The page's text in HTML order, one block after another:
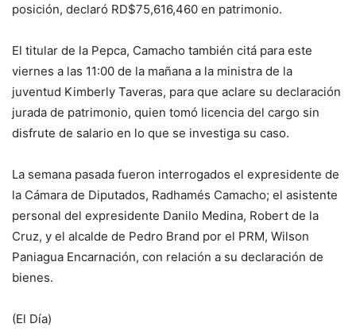
posición, declaró RD$75,616,460 en patrimonio.
El titular de la Pepca, Camacho también citá para este
viernes a las 11:00 de la mañana a la ministra de la
juventud Kimberly Taveras, para que aclare su declaración
jurada de patrimonio, quien tomó licencia del cargo sin
disfrute de salario en lo que se investiga su caso.
La semana pasada fueron interrogados el expresidente de
la Cámara de Diputados, Radhamés Camacho; el asistente
personal del expresidente Danilo Medina, Robert de la
Cruz, y el alcalde de Pedro Brand por el PRM, Wilson
Paniagua Encarnación, con relación a su declaración de
bienes.
(El Día)